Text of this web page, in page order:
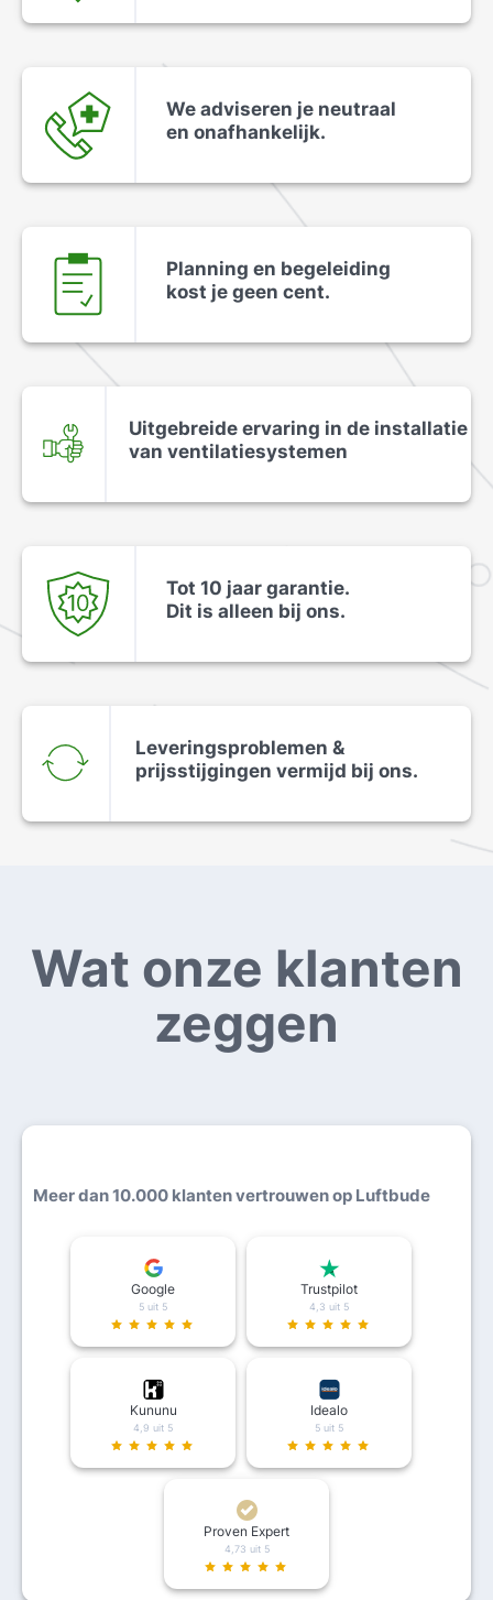
We adviseren je neutraal
en onafhankelijk.
Planning en begeleiding
kost je geen cent.
Uitgebreide ervaring in de installatie
van ventilatiesystemen
Tot 10 jaar garantie.
Dit is alleen bij ons.
Leveringsproblemen &
prijsstijgingen vermijd bij ons.
Wat onze klanten
zeggen
Meer dan 10.000 klanten vertrouwen op Luftbude
Google
5 uit 5
Trustpilot
4,3 uit 5
Kununu
4,9 uit 5
Idealo
5 uit 5
Proven Expert
4,73 uit 5